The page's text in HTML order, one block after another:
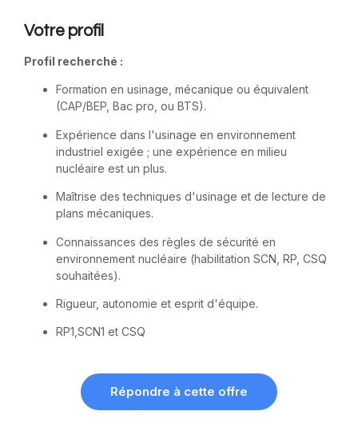
Votre profil
Profil recherché :
Formation en usinage, mécanique ou équivalent
(CAP/BEP, Bac pro, ou BTS).
Expérience dans l'usinage en environnement
industriel exigée ; une expérience en milieu
nucléaire est un plus.
Maîtrise des techniques d'usinage et de lecture de
plans mécaniques.
Connaissances des règles de sécurité en
environnement nucléaire (habilitation SCN, RP, CSQ
souhaitées).
Rigueur, autonomie et esprit d'équipe.
RP1,SCN1 et CSQ
Répondre à cette offre